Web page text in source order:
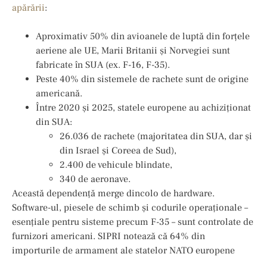
apărării:
Aproximativ 50% din avioanele de luptă din forțele
aeriene ale UE, Marii Britanii și Norvegiei sunt
fabricate în SUA (ex. F-16, F-35).
Peste 40% din sistemele de rachete sunt de origine
americană.
Între 2020 și 2025, statele europene au achiziționat
din SUA:
26.036 de rachete (majoritatea din SUA, dar și
din Israel și Coreea de Sud),
2.400 de vehicule blindate,
340 de aeronave.
Această dependență merge dincolo de hardware.
Software-ul, piesele de schimb și codurile operaționale –
esențiale pentru sisteme precum F-35 – sunt controlate de
furnizori americani. SIPRI notează că 64% din
importurile de armament ale statelor NATO europene